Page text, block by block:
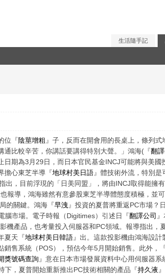
生活隨手記
位『陰莖增粗 』子，反而在開會用的長桌上，條列
比較辛苦，你講話要講得特別大聲。」鴻海(『翻
日期為3月29日，而日本官民基金INCJ可能將與美國
擔心東芝半導『地球村美日語』體技術外流，特別是
出，目前浮現的「日美同盟」，將由INCJ取得能擁
也報導，鴻海雖然有意參股東芝半導體態度積極，並
的關鍵。鴻海『早洩 』投資的夏普將重返PC市場？
腦市場。電子時報（Digitimes）引述日『翻譯公司
機產品，也考量投入伺服器和PC領域。報導指出，
夏天『地球村美日韓語』出。這款投影機由鴻海設
銷售系統（POS），預估今年5月開始銷售。此外，
獎號碼查詢』意在日本市場發展資料中心用伺服器
下，夏普開始重新推出PC技術相關的產品『持久液